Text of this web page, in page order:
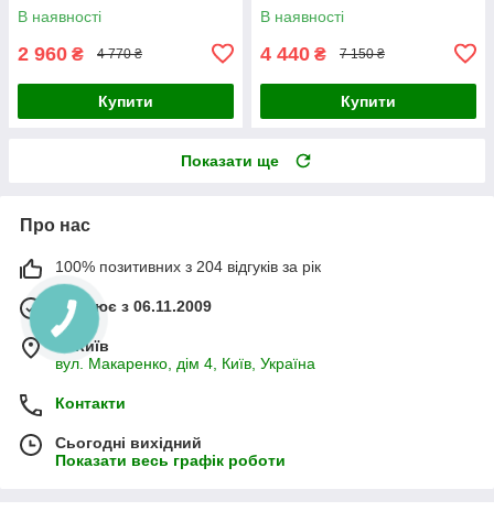
В наявності
2 960 ₴ 4 770 ₴
Купити
В наявності
4 440 ₴ 7 150 ₴
Купити
Показати ще
Про нас
100% позитивних з 204 відгуків за рік
Працює з 06.11.2009
м. Київ
вул. Макаренко, дім 4, Київ, Україна
Контакти
Сьогодні вихідний
Показати весь графік роботи